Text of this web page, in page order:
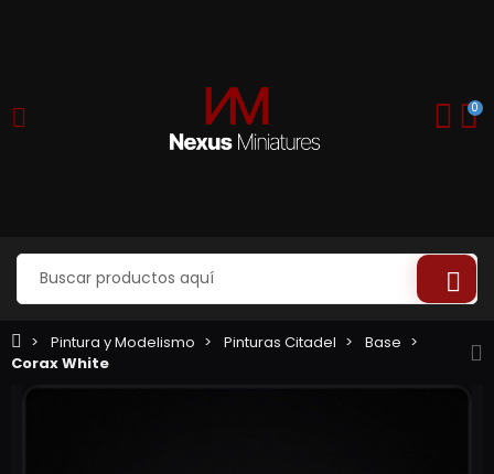
0
Pintura y Modelismo Pinturas Citadel
Base
Corax White